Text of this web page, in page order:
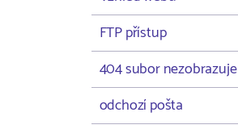
FTP přístup
404 subor nezobrazuje
odchozí pošta